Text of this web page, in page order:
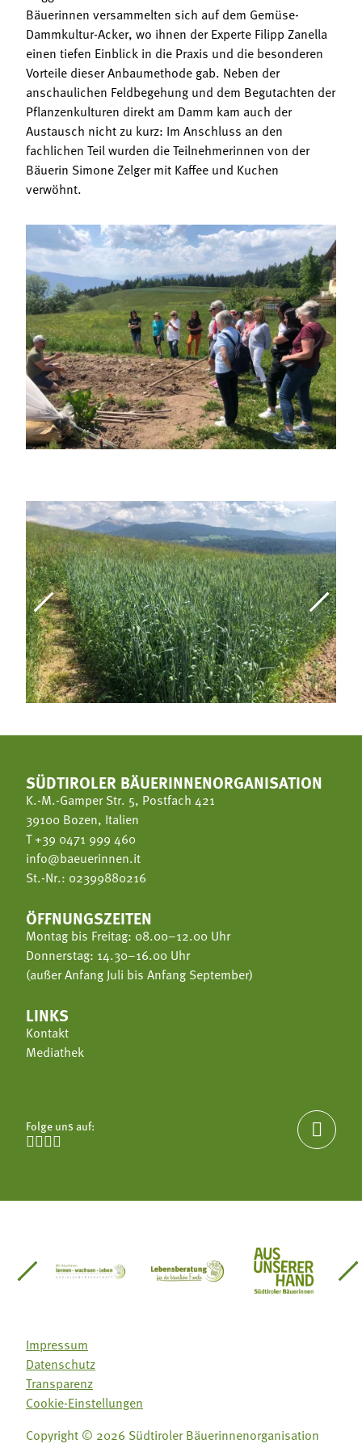
Mitgliedschaft
Landessekretariat
Bäuerliche Buffets
Hofgeschichten
Bäuerinnen versammelten sich auf dem Gemüse-
Dammkultur-Acker, wo ihnen der Experte Filipp Zanella
einen tiefen Einblick in die Praxis und die besonderen
Vorteile dieser Anbaumethode gab. Neben der
anschaulichen Feldbegehung und dem Begutachten der
Pflanzenkulturen direkt am Damm kam auch der
Austausch nicht zu kurz: Im Anschluss an den
fachlichen Teil wurden die Teilnehmerinnen von der
Bäuerin Simone Zelger mit Kaffee und Kuchen
verwöhnt.
SÜDTIROLER BÄUERINNENORGANISATION
K.-M.-Gamper Str. 5, Postfach 421
39100 Bozen, Italien
T+39 0471 999 460
info@baeuerinnen.it
St.-Nr.: 02399880216
ÖFFNUNGSZEITEN
Montag bis Freitag: 08.00–12.00 Uhr
Donnerstag: 14.30–16.00 Uhr
(außer Anfang Juli bis Anfang September)
LINKS
Kontakt
Mediathek
Folge uns auf:


Südtirol
Gärtnervereinigung
Sozialgenossenschaft Mit Bäuerinnen lernen -
Lebensberatung für dieAus unserer
Impressum
Datenschutz
Transparenz
Cookie-Einstellungen
Copyright © 2026 Südtiroler Bäuerinnenorganisation